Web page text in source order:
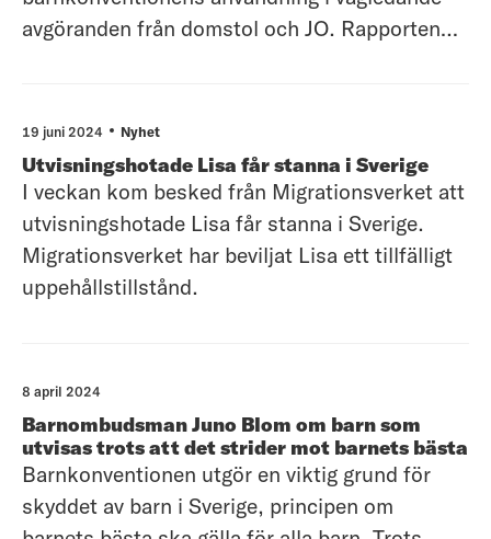
avgöranden från domstol och JO. Rapporten
beslut.
19 juni 2024 Nyhet
Utvisningshotade Lisa får stanna i Sverige
I veckan kom besked från Migrationsverket att
utvisningshotade Lisa får stanna i Sverige.
Migrationsverket har beviljat Lisa ett tillfälligt
uppehållstillstånd.
8 april 2024
Barnombudsman Juno Blom om barn som
utvisas trots att det strider mot barnets bästa
Barnkonventionen utgör en viktig grund för
skyddet av barn i Sverige, principen om